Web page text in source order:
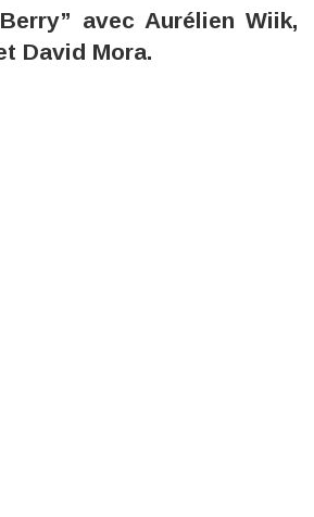
avec Aurélien Wiik,
David Mora.